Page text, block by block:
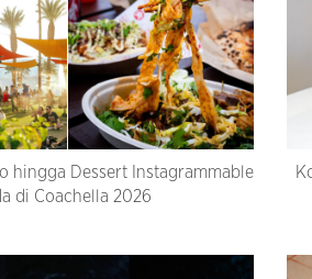
hingga Dessert Instagrammable
di Coachella 2026